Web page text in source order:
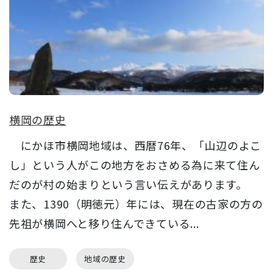
横岡の歴史
にかほ市横岡地域は、西暦76年、「山辺のよこ
し」という人がこの地方をおさめる為に来て住ん
だのが村の始まりという言い伝えがあります。
また、1390（明徳元）年には、現在の古家の方の
先祖が横岡へと移り住んできている...
歴史 地域の歴史